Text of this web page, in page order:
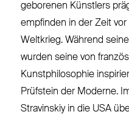
geborenen Künstlers
empfinden in der Zeit
Weltkrieg. Während
wurden seine von
Kunstphilosophie
Prüfstein der Moderne.
Stravinskiy in die USA